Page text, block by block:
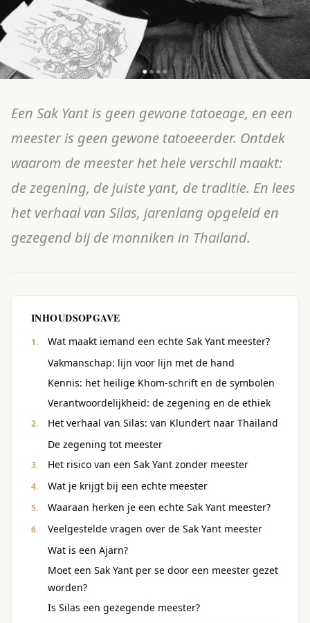
Een Sak Yant is geen gewone tatoeage, en een
meester is geen gewone tatoeeerder. Ontdek
waarom de meester het hele verschil maakt:
de zegening, de juiste yant, de traditie. En lees
het verhaal van Silas, jarenlang opgeleid en
gezegend bij de monniken in Thailand.
INHOUDSOPGAVE
Wat maakt iemand een echte Sak Yant meester?
Vakmanschap: lijn voor lijn met de hand
Kennis: het heilige Khom-schrift en de symbolen
Verantwoordelijkheid: de zegening en de ethiek
Het verhaal van Silas: van Klundert naar Thailand
De zegening tot meester
Het risico van een Sak Yant zonder meester
Wat je krijgt bij een echte meester
Waaraan herken je een echte Sak Yant meester?
Veelgestelde vragen over de Sak Yant meester
Wat is een Ajarn?
Moet een Sak Yant per se door een meester gezet
worden?
Is Silas een gezegende meester?